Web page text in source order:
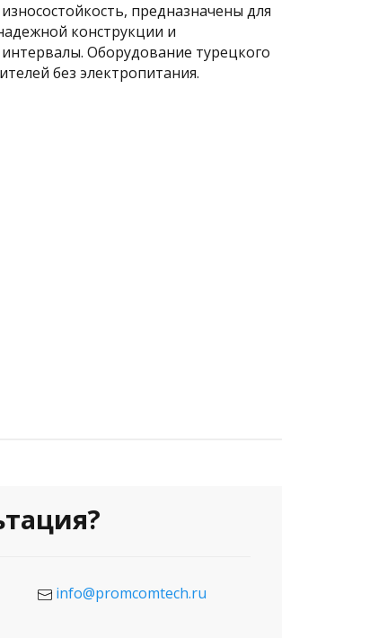
предназначены для
конструкции и
Оборудование турецкого
без электропитания.
info@promcomtech.ru